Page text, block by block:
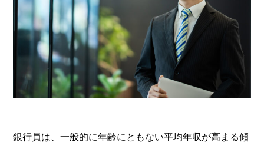
銀行員は、一般的に年齢にともない平均年収が高まる傾